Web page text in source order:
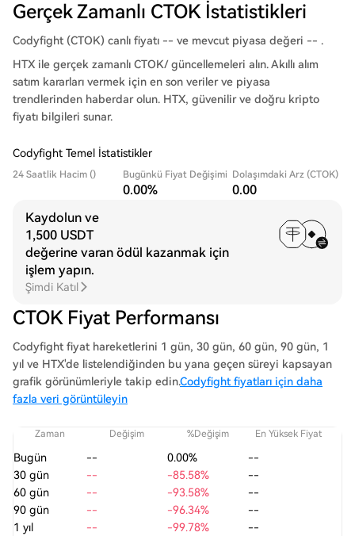
Gerçek Zamanlı CTOK İstatistikleri
Codyfight (CTOK) canlı fiyatı -- ve mevcut piyasa değeri -- .
HTX ile gerçek zamanlı CTOK/ güncellemeleri alın. Akıllı alım
satım kararları vermek için en son veriler ve piyasa
trendlerinden haberdar olun. HTX, güvenilir ve doğru kripto
fiyatı bilgileri sunar.
Codyfight Temel İstatistikler
24 Saatlik Hacim () Bugünkü Fiyat Değişimi
0.00%
Dolaşımdaki Arz (CTOK)
0.00
Kaydolun ve
1,500 USDT
değerine varan ödül kazanmak için
işlem yapın.
Şimdi Katıl
CTOK Fiyat Performansı
Codyfight fiyat hareketlerini 1 gün, 30 gün, 60 gün, 90 gün, 1
yıl ve HTX'de listelendiğinden bu yana geçen süreyi kapsayan
grafik görünümleriyle takip edin.Codyfight fiyatları için daha
fazla veri görüntüleyin
Zaman Değişim %Değişim En Yüksek Fiyat
Bugün -- 0.00%
--
30 gün
-- -85.58%
--
60 gün
-- -93.58%
--
90 gün
-- -96.34%
--
1 yıl
-- -99.78%
--